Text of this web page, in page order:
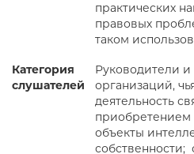
практических
правовых
таком
Категория
слушателей
Руководители
организаций,
деятельность
приобретением
объекты
собственности;